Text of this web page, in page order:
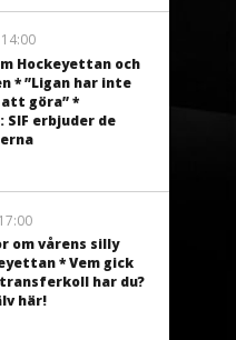
14:00
Hockeyettan och
* ”Ligan har inte
göra” *
SIF erbjuder de
om vårens silly
* Vem gick
har du?
här!